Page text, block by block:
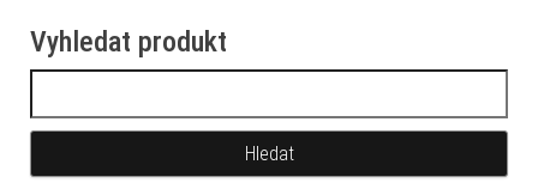
Vyhledat produkt